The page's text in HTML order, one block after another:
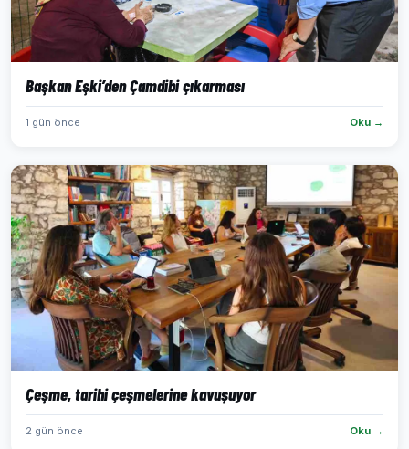
Başkan Eşki’den Çamdibi çıkarması
1 gün önce Oku →
Çeşme, tarihi çeşmelerine kavuşuyor
2 gün önce Oku →